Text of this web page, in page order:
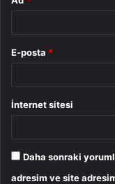
E-posta *
İnternet sitesi
Daha sonraki
adresim ve site